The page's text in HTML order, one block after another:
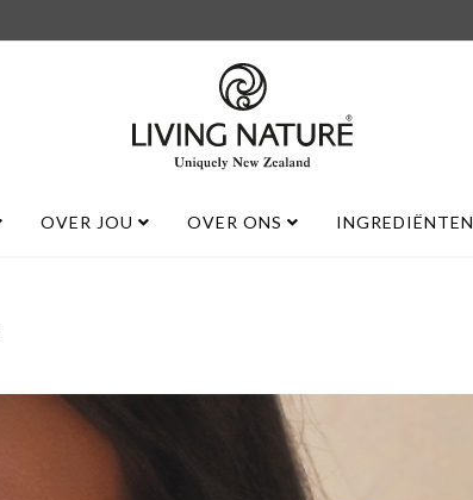
OVER JOU OVER ONS INGREDIËNTEN